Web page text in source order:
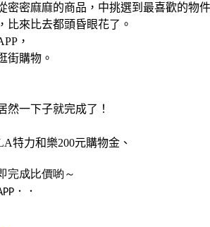
密麻麻的商品，中挑選到最喜歡的物件
比來比去都頭昏眼花了。
，
街購物。
然一下子就完成了！
特力和樂200元購物金、
完成比價喲～
．．